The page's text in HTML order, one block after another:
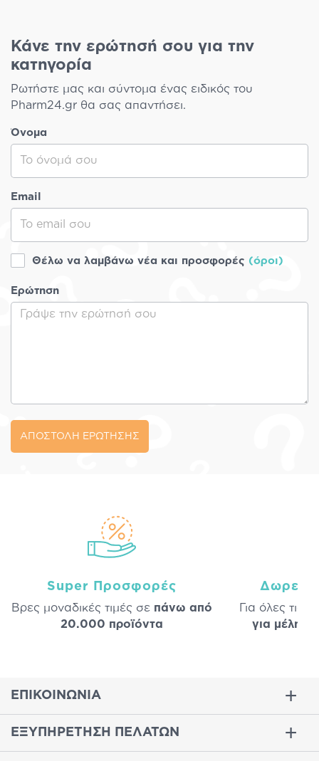
Κάνε την ερώτησή σου για την
κατηγορία
Ρωτήστε μας και σύντομα ένας ειδικός του
Pharm24.gr θα σας απαντήσει.
Όνομα
Email
Θέλω να λαμβάνω νέα και προσφορές (όροι)
Ερώτηση
ΑΠΟΣΤΟΛΗ ΕΡΩΤΗΣΗΣ
Super Προσφορές
Βρες μοναδικές τιμές σε πάνω από
20.000 προϊόντα
Δωρεάν
Για όλες τις
για μέλη
ΕΠΙΚΟΙΝΩΝΙΑ
ΕΞΥΠΗΡΕΤΗΣΗ ΠΕΛΑΤΩΝ